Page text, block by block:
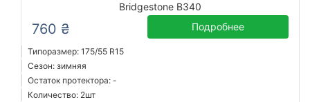
Bridgestone B340
760 ₴ Подробнее
Типоразмер: 175/55 R15
Сезон: зимняя
Остаток протектора: -
Количество: 2шт